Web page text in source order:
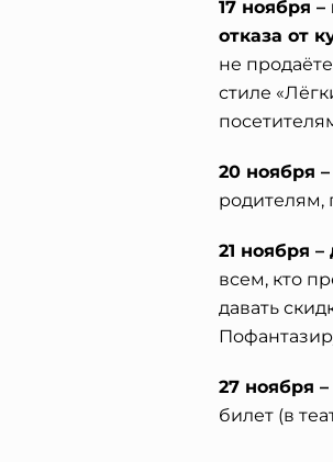
17 ноября
отказа от
не
стиле
20 ноября
родителям,
21 ноября –
всем, кто
давать
27 ноября
билет (в